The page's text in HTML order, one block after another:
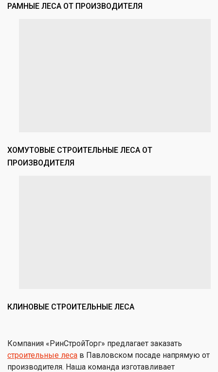
РАМНЫЕ ЛЕСА ОТ ПРОИЗВОДИТЕЛЯ
ХОМУТОВЫЕ СТРОИТЕЛЬНЫЕ ЛЕСА ОТ
ПРОИЗВОДИТЕЛЯ
КЛИНОВЫЕ СТРОИТЕЛЬНЫЕ ЛЕСА
Компания «РинСтройТорг» предлагает заказать
строительные леса в Павловском посаде напрямую от
производителя. Наша команда изготавливает